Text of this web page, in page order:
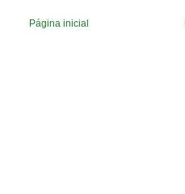
Página inicial